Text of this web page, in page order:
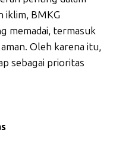
iklim, BMKG
memadai, termasuk
Oleh karena itu,
sebagai prioritas